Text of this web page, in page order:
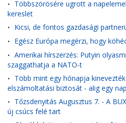
• Többszörösére ugrott a
kereslet
• Kicsi, de fontos gazdasági
• Egész Európa megérzi, hogy
• Amerikai hírszerzés: Putyin
szaggathatja a NATO-t
• Több mint egy hónapja
elszámoltatási biztosát - alig egy
• Tőzsdenyitás Augusztus 7. - A
új csúcs felé tart